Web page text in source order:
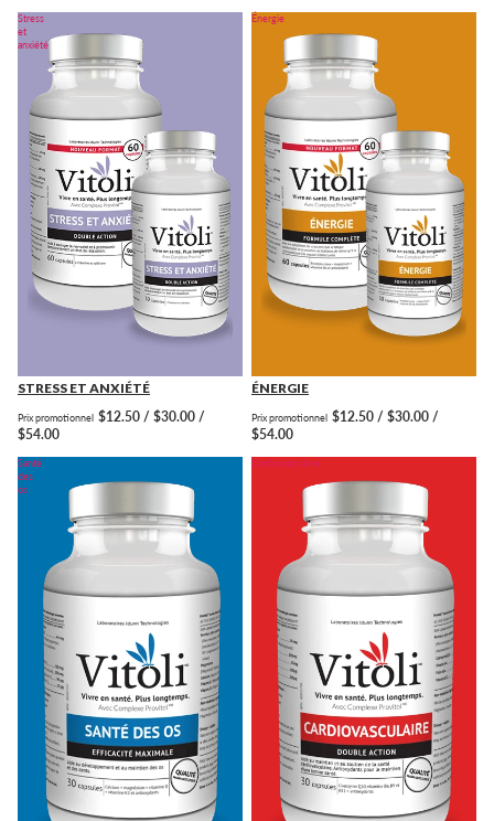
Stress
et
anxiété
STRESS ET ANXIÉTÉ
Prix promotionnel $12.50 / $30.00 /
$54.00
Énergie
ÉNERGIE
Prix promotionnel $12.50 / $30.00 /
$54.00
Santé
des
os
Cardiovasculaire